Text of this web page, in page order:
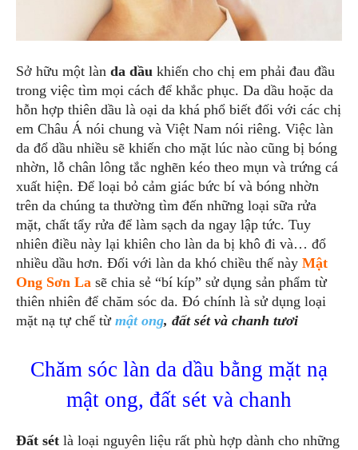
Sở hữu một làn da dầu khiến cho chị em phải đau đầu
trong việc tìm mọi cách để khắc phục. Da dầu hoặc da
hỗn hợp thiên dầu là oại da khá phổ biết đối với các chị
em Châu Á nói chung và Việt Nam nói riêng. Việc làn
da đổ dầu nhiều sẽ khiến cho mặt lúc nào cũng bị bóng
nhờn, lỗ chân lông tắc nghẽn kéo theo mụn và trứng cá
xuất hiện. Để loại bỏ cảm giác bức bí và bóng nhờn
trên da chúng ta thường tìm đến những loại sữa rửa
mặt, chất tẩy rửa để làm sạch da ngay lập tức. Tuy
nhiên điều này lại khiên cho làn da bị khô đi và… đổ
nhiều dầu hơn. Đối với làn da khó chiều thế này Mật
Ong Sơn La sẽ chia sẻ “bí kíp” sử dụng sản phẩm từ
thiên nhiên để chăm sóc da. Đó chính là sử dụng loại
mặt nạ tự chế từmật ong, đất sét và chanh tươi
Chăm sóc làn da dầu bằng mặt nạ
mật ong, đất sét và chanh
Đất sét là loại nguyên liệu rất phù hợp dành cho những